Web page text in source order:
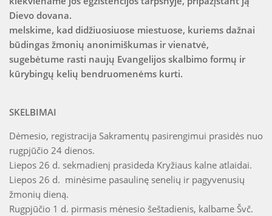
Dievo dovana.
melskime, kad didžiuosiuose miestuose, kuriems dažnai
būdingas žmonių anonimiškumas ir vienatvė,
sugebėtume rasti naujų Evangelijos skalbimo formų ir
kūrybingų kelių bendruomenėms kurti.
SKELBIMAI
Dėmesio, registracija Sakramentų pasirengimui prasidės nuo
rugpjūčio 24 dienos.
Liepos 26 d. sekmadienį prasideda Kryžiaus kalne atlaidai.
Liepos 26 d. minėsime pasaulinę senelių ir pagyvenusių
žmonių dieną.
Rugpjūčio 1 d. pirmasis mėnesio šeštadienis, kalbame Švč.